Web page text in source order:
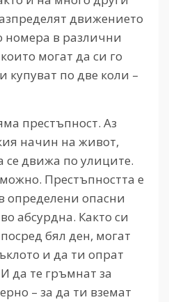
движението
номера в различни
могат да си го
купуват по две коли –
престъпност. Аз
начин на живот,
движа по улиците.
Престъпността е
определени опасни
абсурдна. Както си
бял ден, могат
и да ти опрат
да те гръмнат за
– за да ти вземат